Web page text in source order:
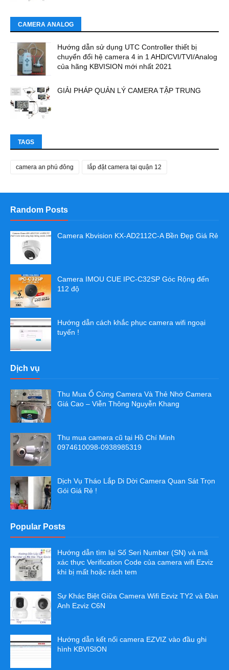
CAMERA ANALOG
Hướng dẫn sử dụng UTC Controller thiết bị
chuyển đổi hệ camera 4 in 1 AHD/CVI/TVI/Analog
của hãng KBVISION mới nhất 2021
GIẢI PHÁP QUẢN LÝ CAMERA TẬP TRUNG
TAGS
camera an phú đông lắp đặt camera tại quận 12
Random Posts
Camera Kbvision KX-AD2112C-A Bền Đẹp Giá Rẻ
Camera IMOU CUE IPC-C32SP Góc Rộng đến
112 độ
Hướng dẫn cách khắc phục camera wifi ngoại
tuyến !
Dịch vụ
Thu Mua Ổ Cứng Camera Và Thẻ Nhớ Camera
Giá Cao – Viễn Thông Nguyễn Khang
Thu mua camera cũ tại Hồ Chí Minh
0974610098-0938985319
Dịch Vụ Tháo Lắp Di Dời Camera Quan Sát Trọn
Gói Giá Rẻ !
Popular Posts
Hướng dẫn tìm lại Số Seri Number (SN) và mã
xác thực Verification Code của camera wifi Ezviz
khi bị mất hoặc rách tem
Sự Khác Biệt Giữa Camera Wifi Ezviz TY2 và Đàn
Anh Ezviz C6N
Hướng dẫn kết nối camera EZVIZ vào đầu ghi
hình KBVISION